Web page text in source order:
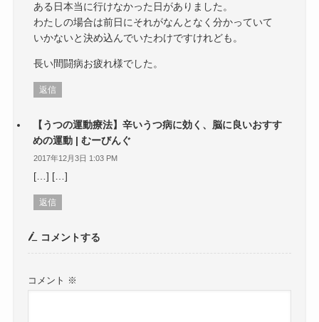
ある日本当に行けなかった日がありました。
わたしの場合は前日にそれがなんとなく分かっていて
いかないと決め込んでいたわけですけれども。
長い間闘病お疲れ様でした。
返信
【うつの運動療法】辛いうつ病に効く、脳に良いおすす
めの運動 | むーびんぐ
2017年12月3日 1:03 PM
[…] […]
返信
コメントする
コメント ※